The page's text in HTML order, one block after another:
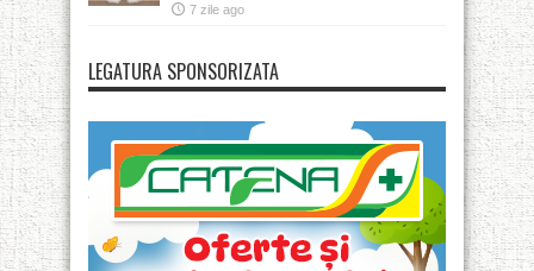
7 zile ago
LEGATURA SPONSORIZATA